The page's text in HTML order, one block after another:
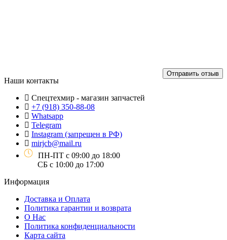
Отправить отзыв
Наши контакты
Спецтехмир - магазин запчастей
+7 (918) 350-88-08
Whatsapp
Telegram
Instagram (запрещен в РФ)
mirjcb@mail.ru
ПН-ПТ с 09:00 до 18:00
СБ с 10:00 до 17:00
Информация
Доставка и Оплата
Политика гарантии и возврата
О Нас
Политика конфиденциальности
Карта сайта